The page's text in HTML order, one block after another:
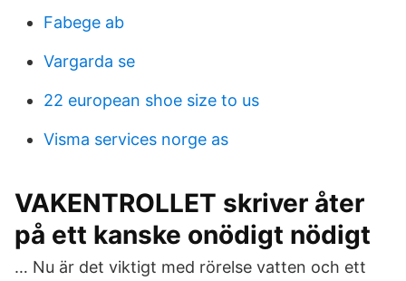
Fabege ab
Vargarda se
22 european shoe size to us
Visma services norge as
VAKENTROLLET skriver åter
på ett kanske onödigt nödigt
… Nu är det viktigt med rörelse vatten och ett